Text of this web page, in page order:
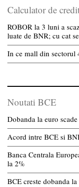
Calculator de
ROBOR la 3 luni a
luate de BNR; cu cat
In ce mall din sectorul
Noutati BCE
Dobanda la euro
Acord intre BCE si
Banca Centrala
la 2%
BCE creste dobanda